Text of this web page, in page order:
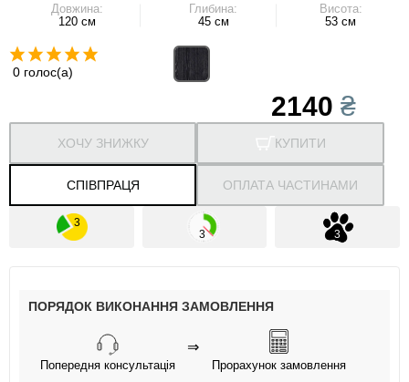
Довжина:
120 см
Глибина:
45 см
Висота:
53 см
0 голос(а)
2140₴
КУПИТИ
СПІВПРАЦЯ
ХОЧУ ЗНИЖКУ
ОПЛАТА ЧАСТИНАМИ
ПОРЯДОК ВИКОНАННЯ ЗАМОВЛЕННЯ
Попередня консультація
⇒
Прорахунок замовлення